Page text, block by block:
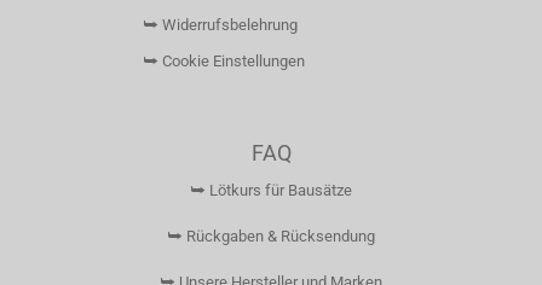
⮩ Widerrufsbelehrung
⮩ Cookie Einstellungen
FAQ
⮩ Lötkurs für Bausätze
⮩ Rückgaben & Rücksendung